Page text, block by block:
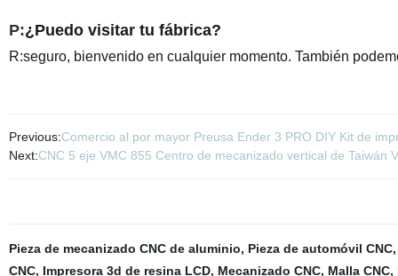
P:¿Puedo visitar tu fábrica?
R:seguro, bienvenido en cualquier momento. También
Previous:Comercio al por mayor Preusa Ender 3 PRO DIY Kit de
Next:CNC 5 eje VMC 855 Centro de mecanizado vertical de Taiwán
Pieza de mecanizado CNC de aluminio, Pieza de automóvil CNC
CNC, Impresora 3d de resina LCD, Mecanizado CNC, Malla CNC,